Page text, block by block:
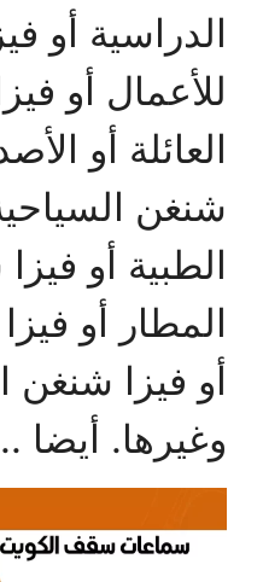
الدراسية أو
للأعمال أو
العائلة أو
شنغن
الطبية أو
المطار أو
أو فيزا شنغن
وغيرها. أيضا